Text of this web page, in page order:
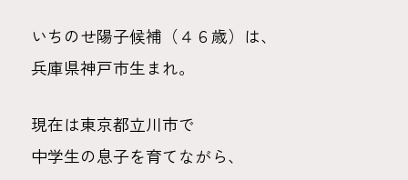
いちのせ陽子候補（４６歳）は、
兵庫県神戸市生まれ。
現在は東京都立川市で
中学生の息子を育てながら、